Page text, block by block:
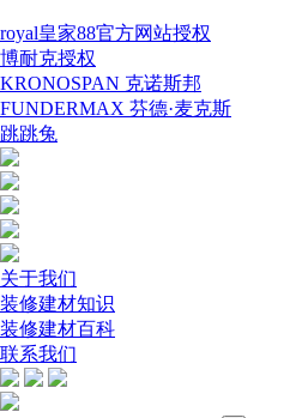
royal皇家88官方网站授权
博耐克授权
KRONOSPAN 克诺斯邦
FUNDERMAX 芬德·麦克斯
跳跳兔
关于我们
装修建材知识
装修建材百科
联系我们